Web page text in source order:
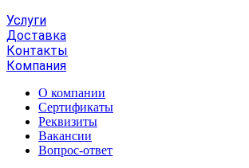
Услуги
Доставка
Контакты
Компания
О компании
Сертификаты
Реквизиты
Вакансии
Вопрос-ответ